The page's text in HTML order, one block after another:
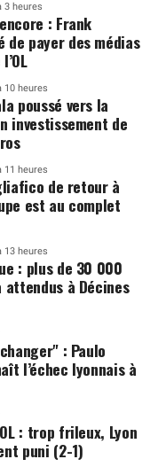
3 heures
encore : Frank
de payer des médias
10 heures
poussé vers la
investissement de
11 heures
de retour à
est au complet
13 heures
: plus de 30 000
à Décines
: Paulo
l’échec lyonnais à
: trop frileux, Lyon
puni (2-1)